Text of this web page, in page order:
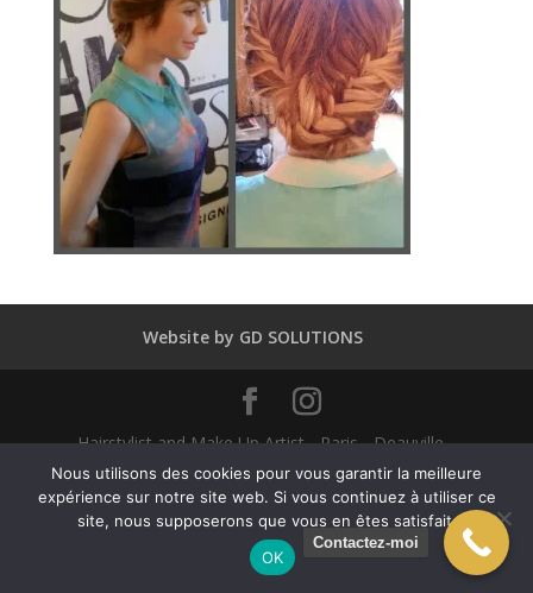
Website by GD SOLUTIONS
Hairstylist and Make Up Artist - Paris - Deauville -
Dubaï - New York - Alexandra Mathieu 2025
Contactez-moi
English(Anglais) Français
Nous utilisons des cookies pour vous garantir la meilleure
expérience sur notre site web. Si vous continuez à utiliser ce
site, nous supposerons que vous en êtes satisfait.
OK